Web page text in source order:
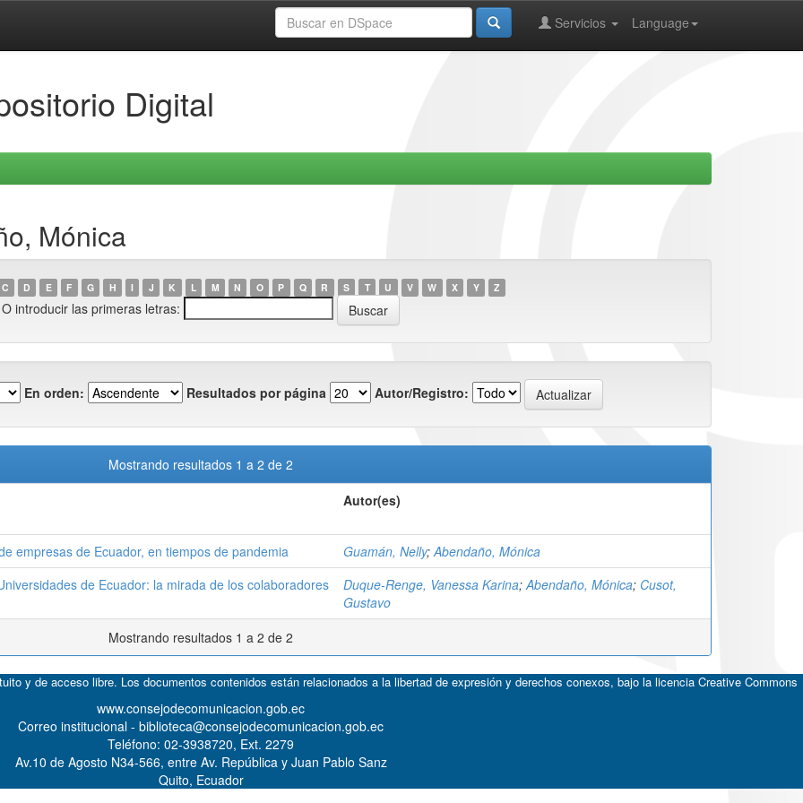
Language
Servicios
Digital
Mónica
C D E F G H I J K L M N O P Q R S T U V W X Y Z
O introducir las primeras letras:
En orden: Resultados por página Autor/Registro:
Mostrando resultados 1 a 2 de 2
Autor(es)
empresas de Ecuador, en tiempos de pandemia Guamán, Nelly;Abendaño, Mónica
de Ecuador: la mirada de los colaboradores Duque-Renge, Vanessa Karina;Abendaño, Mónica; Cusot,
Gustavo
Mostrando resultados 1 a 2 de 2
y de acceso libre. Los documentos contenidos están relacionados a la libertad de expresión y derechos conexos, bajo la licencia Creative Commons
www.consejodecomunicacion.gob.ec
Correo institucional - biblioteca@consejodecomunicacion.gob.ec
Teléfono: 02-3938720, Ext. 2279
Av.10 de Agosto N34-566, entre Av. República y Juan Pablo Sanz
Quito, Ecuador